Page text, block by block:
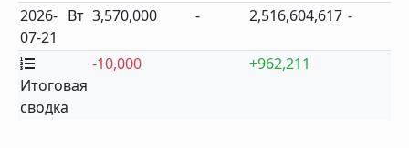
2026-
07-21
Вт 3,570,000 - 2,516,604,617 -
Итоговая
сводка
-10,000 +962,211